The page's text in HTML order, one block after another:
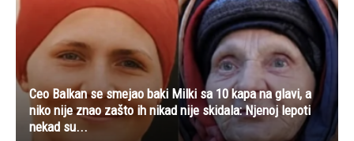
Ceo Balkan se smejao baki Milki sa 10 kapa na glavi, a
niko nije znao zašto ih nikad nije skidala: Njenoj lepoti
nekad su...